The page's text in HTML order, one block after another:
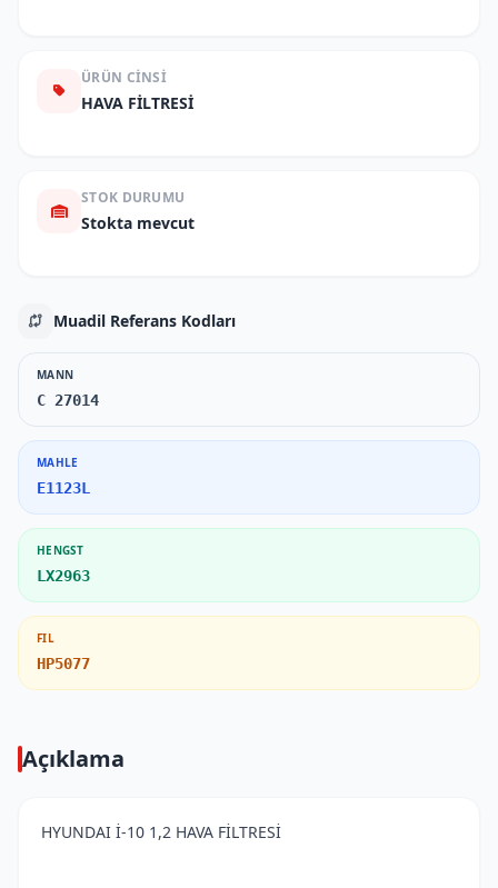
ÜRÜN CINSI
HAVA FİLTRESİ
STOK DURUMU
Stokta mevcut
Muadil Referans Kodları
MANN
C 27014
MAHLE
E1123L
HENGST
LX2963
FIL
HP5077
Açıklama
HYUNDAI İ-10 1,2 HAVA FİLTRESİ